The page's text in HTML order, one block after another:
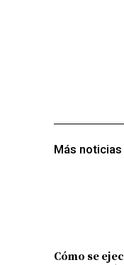
Más noticias
Cómo se